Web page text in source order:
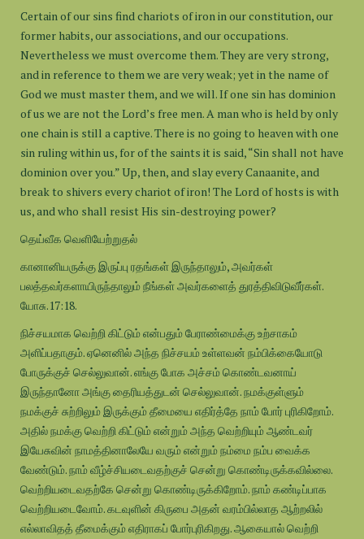
Certain of our sins find chariots of iron in our constitution, our
former habits, our associations, and our occupations.
Nevertheless we must overcome them. They are very strong,
and in reference to them we are very weak; yet in the name of
God we must master them, and we will. If one sin has dominion
of us we are not the Lord’s free men. A man who is held by only
one chain is still a captive. There is no going to heaven with one
sin ruling within us, for of the saints it is said, “Sin shall not have
dominion over you.” Up, then, and slay every Canaanite, and
break to shivers every chariot of iron! The Lord of hosts is with
us, and who shall resist His sin-destroying power?
தெய்வீக வெளியேற்றுதல்
கானானியருக்கு இருப்பு ரதங்கள் இருந்தாலும், அவர்கள்
பலத்தவர்களாயிருந்தாலும் நீங்கள் அவர்களைத் துரத்திவிடுவீர்கள்.
யோசு.17:18.
நிச்சயமாக வெற்றி கிட்டும் என்பதும் பேராண்மைக்கு உற்சாகம்
அளிப்பதாகும். ஏனெனில் அந்த நிச்சயம் உள்ளவன் நம்பிக்கையோடு
போருக்குச் செல்லுவான். எங்கு போக அச்சம் கொண்டவனாய்
இருந்தானோ அங்கு தைரியத்துடன் செல்லுவான். நமக்குள்ளும்
நமக்குச் சுற்றிலும் இருக்கும் தீமையை எதிர்த்தே நாம் போர் புரிகிறோம்.
அதில் நமக்கு வெற்றி கிட்டும் என்றும் அந்த வெற்றியும் ஆண்டவர்
இயேசுவின் நாமத்தினாலேயே வரும் என்றும் நம்மை நம்ப வைக்க
வேண்டும். நாம் வீழ்ச்சியடைவதற்குச் சென்று கொண்டிருக்கவில்லை.
வெற்றியடைவதற்கே சென்று கொண்டிருக்கிறோம். நாம் கண்டிப்பாக
வெற்றியடைவோம். கடவுளின் கிருபை அதன் வரம்பில்லாத ஆற்றலில்
எல்லாவிதத் தீமைக்கும் எதிராகப் போர்புரிகிறது. ஆகையால் வெற்றி